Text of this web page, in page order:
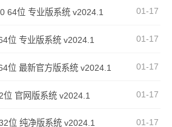
64位 专业版系统 v2024.1 01-17
位 专业版系统 v2024.1 01-17
位 最新官方版系统 v2024.1 01-17
官网版系统 v2024.1 01-17
位 纯净版系统 v2024.1 01-17